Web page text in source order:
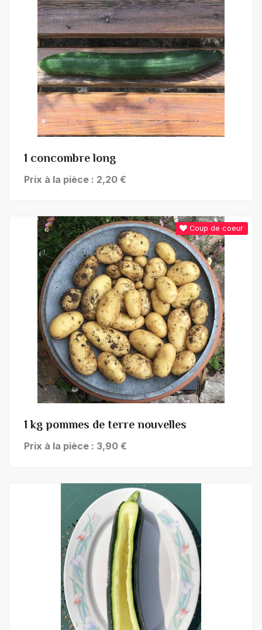
1 concombre long
Prix à la pièce : 2,20 €
+ de détails
Coup de coeur
1 kg pommes de terre nouvelles
Prix à la pièce : 3,90 €
+ de détails
+ de détails